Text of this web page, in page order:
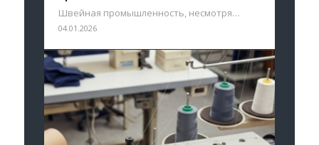
Швейная промышленность, несмотря…
04.01.2026